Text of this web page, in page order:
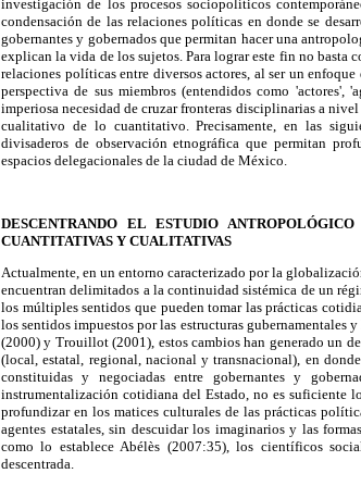
investigación de los procesos sociopolíticos
condensación de las relaciones políticas en donde se
gobernantes y gobernados que permitan hacer una
explican la vida de los sujetos. Para lograr este fin no basta
relaciones políticas entre diversos actores, al ser un
perspectiva de sus miembros (entendidos como 'actores',
imperiosa necesidad de cruzar fronteras disciplinarias a
cualitativo de lo cuantitativo. Precisamente, en las
divisaderos de observación etnográfica que permitan
espacios delegacionales de la ciudad de México.
DESCENTRANDO EL ESTUDIO
CUANTITATIVAS Y CUALITATIVAS
Actualmente, en un entorno caracterizado por la
encuentran delimitados a la continuidad sistémica de un
los múltiples sentidos que pueden tomar las prácticas
los sentidos impuestos por las estructuras gubernamentales
(2000) y Trouillot (2001), estos cambios han generado un
(local, estatal, regional, nacional y transnacional), en
constituidas y negociadas entre gobernantes y
instrumentalización cotidiana del Estado, no es suficiente
profundizar en los matices culturales de las prácticas
agentes estatales, sin descuidar los imaginarios y las
como lo establece Abélès (2007:35), los científicos
descentrada.